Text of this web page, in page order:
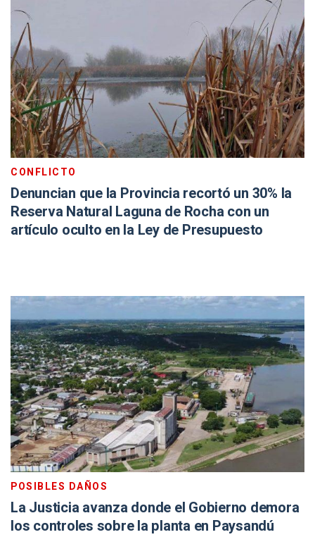
CONFLICTO
Denuncian que la Provincia recortó un 30% la
Reserva Natural Laguna de Rocha con un
artículo oculto en la Ley de Presupuesto
POSIBLES DAÑOS
La Justicia avanza donde el Gobierno demora
los controles sobre la planta en Paysandú